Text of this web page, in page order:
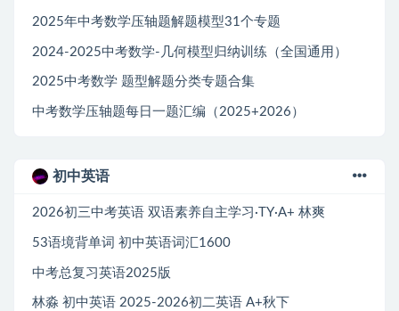
2025年中考数学压轴题解题模型31个专题
2024-2025中考数学-几何模型归纳训练（全国通用）
2025中考数学 题型解题分类专题合集
中考数学压轴题每日一题汇编（2025+2026）
初中英语
2026初三中考英语 双语素养自主学习·TY·A+ 林爽
53语境背单词 初中英语词汇1600
中考总复习英语2025版
林淼 初中英语 2025-2026初二英语 A+秋下